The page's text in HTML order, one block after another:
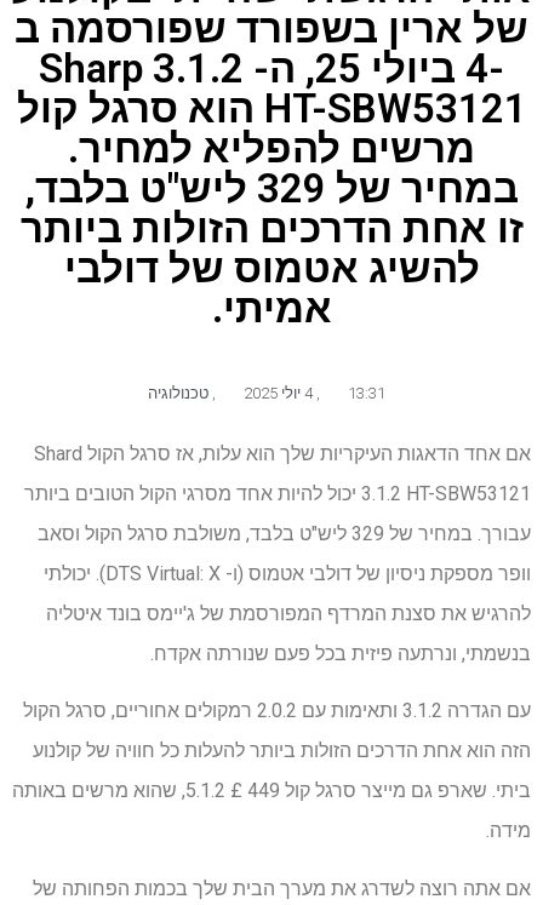
של ארין בשפורד שפורסמה ב
-4 ביולי 25, ה- Sharp 3.1.2
HT-SBW53121 הוא סרגל קול
מרשים להפליא למחיר.
במחיר של 329 ליש"ט בלבד,
זו אחת הדרכים הזולות ביותר
להשיג אטמוס של דולבי
אמיתי.
13:31
, 4 יולי 2025 , טכנולוגיה
אם אחד הדאגות העיקריות שלך הוא עלות, אז סרגל הקול Shard
3.1.2 HT-SBW53121 יכול להיות אחד מסרגי הקול הטובים ביותר
עבורך. במחיר של 329 ליש"ט בלבד, משולבת סרגל הקול וסאב
וופר מספקת ניסיון של דולבי אטמוס (ו- DTS Virtual: X). יכולתי
להרגיש את סצנת המרדף המפורסמת של ג'יימס בונד איטליה
בנשמתי, ונרתעה פיזית בכל פעם שנורתה אקדח.
עם הגדרה 3.1.2 ותאימות עם 2.0.2 רמקולים אחוריים, סרגל הקול
הזה הוא אחת הדרכים הזולות ביותר להעלות כל חוויה של קולנוע
ביתי. שארפ גם מייצר סרגל קול 449 £ 5.1.2, שהוא מרשים באותה
מידה.
אם אתה רוצה לשדרג את מערך הבית שלך בכמות הפחותה של